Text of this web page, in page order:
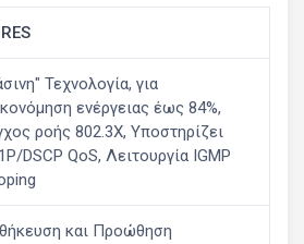
Τεχνολογία, για
ενέργειας έως 84%,
ροής 802.3X, Υποστηρίζει
DSCP QoS, Λειτουργία IGMP
και Προώθηση